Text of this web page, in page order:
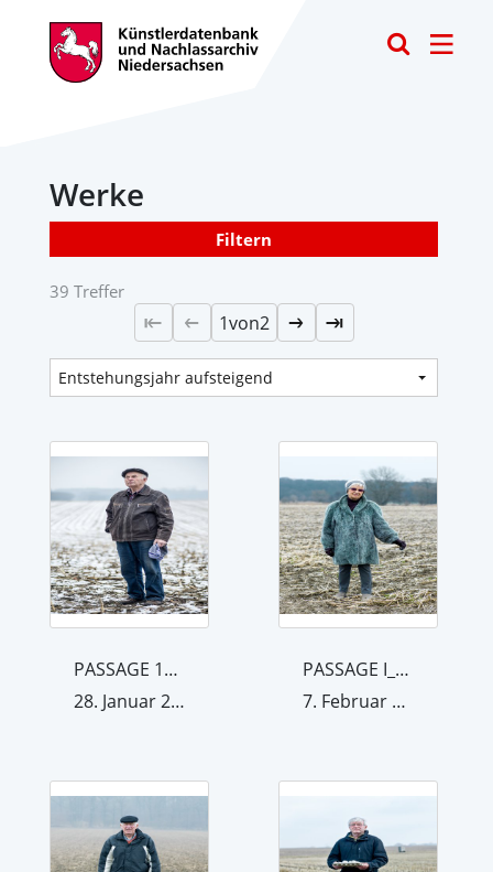
Werke
Filtern
39 Treffer
1von2
PASSAGE 1_15
28. Januar 2012
PASSAGE I_10
7. Februar 2015